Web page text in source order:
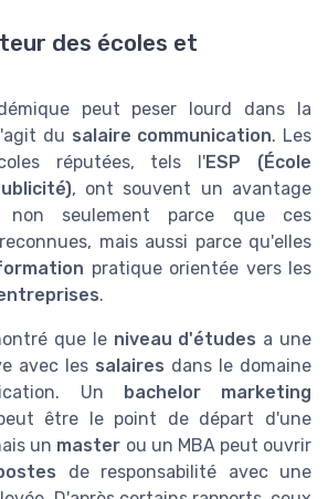
des écoles et
peut peser lourd dans la
du salaire communication. Les
réputées, tels l'ESP (École
, ont souvent un avantage
seulement parce que ces
mais aussi parce qu'elles
pratique orientée vers les
.
que le niveau d'études a une
avec les salaires dans le domaine
Un bachelor marketing
être le point de départ d'une
un master ou un MBA peut ouvrir
de responsabilité avec une